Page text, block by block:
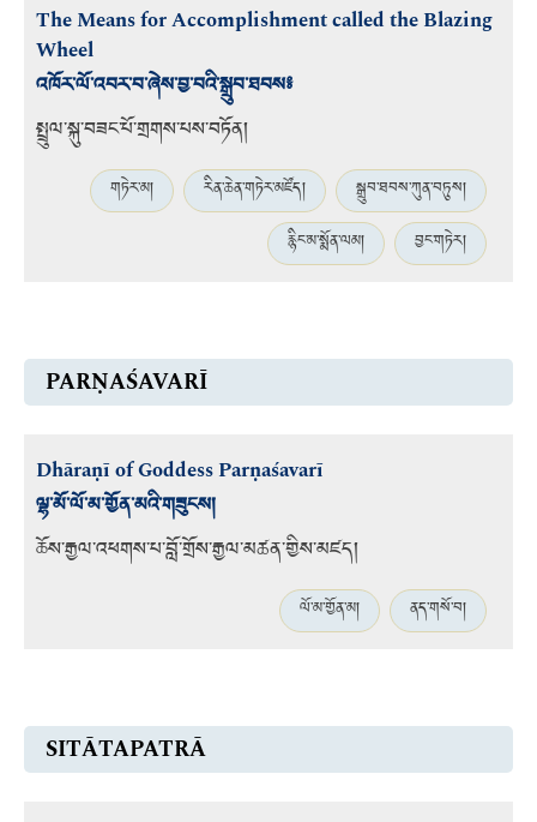
The Means for Accomplishment called the Blazing
Wheel
འཁོར་ལོ་འབར་བ་ཞེས་བྱ་བའི་སྒྲུབ་ཐབས༔
སྤྲུལ་སྐུ་བཟང་པོ་གྲགས་པས་བཏོན།
གཏེར་མ། རིན་ཆེན་གཏེར་མཛོད།
སྒྲུབ་ཐབས་ཀུན་བཏུས།
རྙིང་མ་སྨོན་ལམ།
བྱང་གཏེར།
PARṆAŚAVARĪ
Dhāraṇī of Goddess Parṇaśavarī
ལྷ་མོ་ལོ་མ་གྱོན་མའི་གཟུངས།
ཆོས་རྒྱལ་འཕགས་པ་བློ་གྲོས་རྒྱལ་མཚན་གྱིས་མཛད།
ལོ་མ་གྱོན་མ། ནད་གསོ་བ།
SITĀTAPATRĀ